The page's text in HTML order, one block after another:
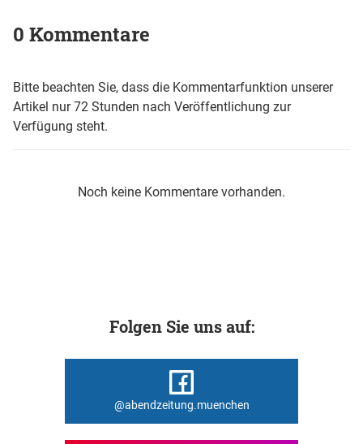
0 Kommentare
Bitte beachten Sie, dass die Kommentarfunktion unserer
Artikel nur 72 Stunden nach Veröffentlichung zur
Verfügung steht.
Noch keine Kommentare vorhanden.
Folgen Sie uns auf:
@abendzeitung.muenchen